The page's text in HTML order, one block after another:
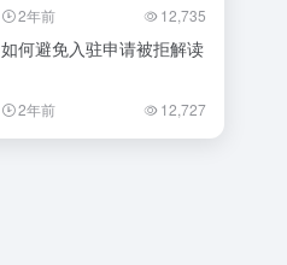
2年前 12,735
如何避免入驻申请被拒解读
2年前 12,727